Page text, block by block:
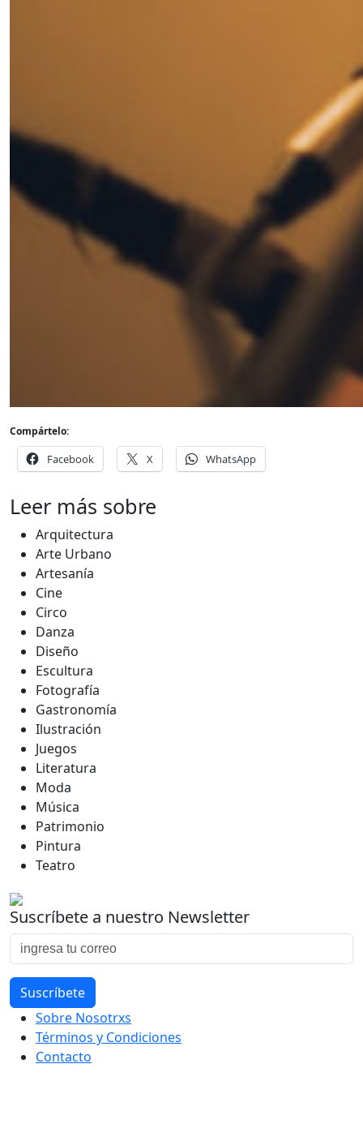
Compártelo:
Facebook X WhatsApp
Leer más sobre
Arquitectura
Arte Urbano
Artesanía
Cine
Circo
Danza
Diseño
Escultura
Fotografía
Gastronomía
Ilustración
Juegos
Literatura
Moda
Música
Patrimonio
Pintura
Teatro
Suscríbete a nuestro Newsletter
Sobre Nosotrxs
Términos y Condiciones
Contacto